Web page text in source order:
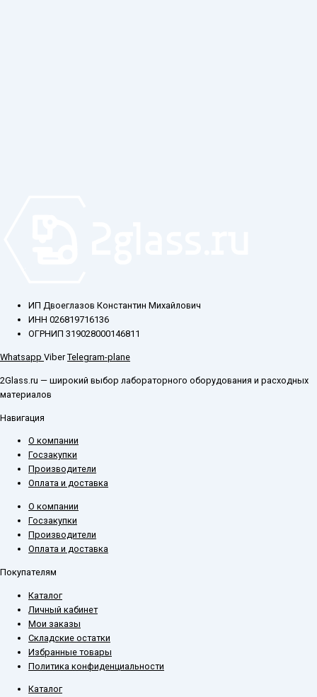
ИП Двоеглазов Константин Михайлович
ИНН 026819716136
ОГРНИП 319028000146811
Whatsapp Viber Telegram-plane
2Glass.ru — широкий выбор лабораторного оборудования и расходных
материалов
Навигация
О компании
Госзакупки
Производители
Оплата и доставка
О компании
Госзакупки
Производители
Оплата и доставка
Покупателям
Каталог
Личный кабинет
Мои заказы
Складские остатки
Избранные товары
Политика конфиденциальности
Каталог